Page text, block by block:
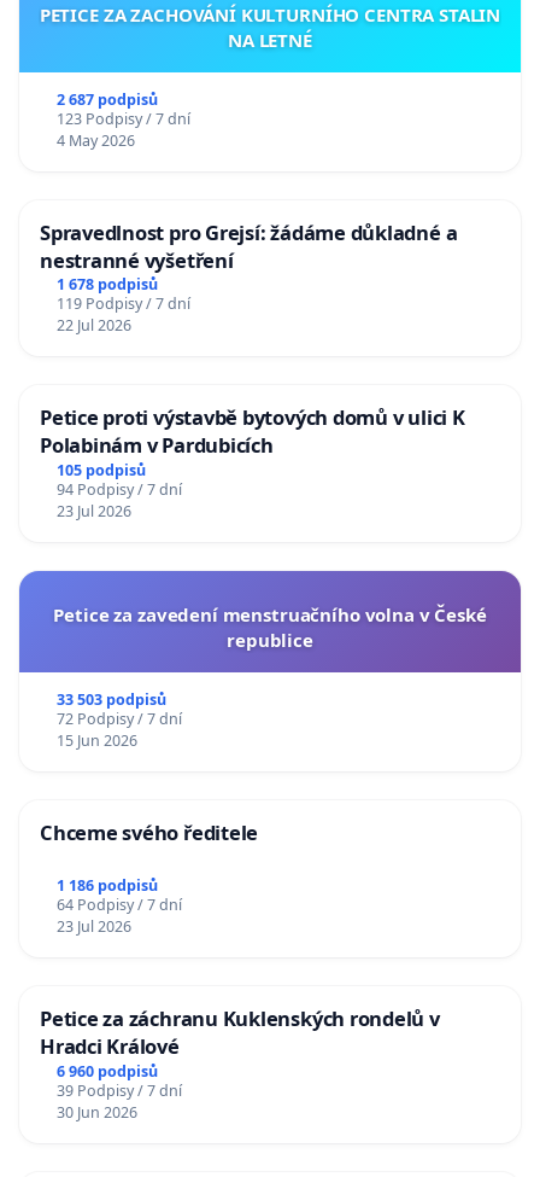
PETICE ZA ZACHOVÁNÍ KULTURNÍHO CENTRA STALIN
NA LETNÉ
2 687 podpisů
123 Podpisy / 7 dní
4 May 2026
Spravedlnost pro Grejsí: žádáme důkladné a
nestranné vyšetření
1 678 podpisů
119 Podpisy / 7 dní
22 Jul 2026
Petice proti výstavbě bytových domů v ulici K
Polabinám v Pardubicích
105 podpisů
94 Podpisy / 7 dní
23 Jul 2026
Petice za zavedení menstruačního volna v České
republice
33 503 podpisů
72 Podpisy / 7 dní
15 Jun 2026
Chceme svého ředitele
1 186 podpisů
64 Podpisy / 7 dní
23 Jul 2026
Petice za záchranu Kuklenských rondelů v
Hradci Králové
6 960 podpisů
39 Podpisy / 7 dní
30 Jun 2026